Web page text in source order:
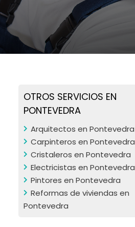
OTROS SERVICIOS EN
PONTEVEDRA
Arquitectos en Pontevedra
Carpinteros en Pontevedra
Cristaleros en Pontevedra
Electricistas en Pontevedra
Pintores en Pontevedra
Reformas de viviendas en
Pontevedra